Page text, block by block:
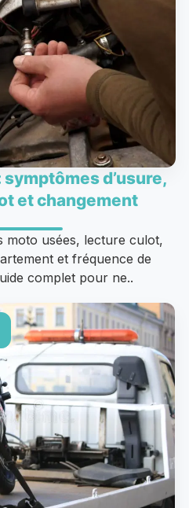
d’usure,
et changement
moto usées, lecture culot,
et fréquence de
complet pour ne..